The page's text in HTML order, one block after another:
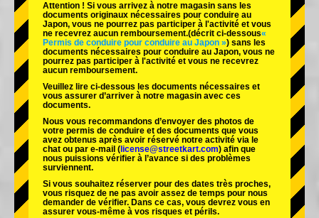
Attention ! Si vous arrivez à notre magasin sans les
documents originaux nécessaires pour conduire au
Japon, vous ne pourrez pas participer à l'activité et vous
ne recevrez aucun remboursement.(décrit ci-dessous«
Permis de conduire pour conduire au Japon ») sans les
documents nécessaires pour conduire au Japon, vous ne
pourrez pas participer à l'activité et vous ne recevrez
aucun remboursement.
Veuillez lire ci-dessous les documents nécessaires et
vous assurer d’arriver à notre magasin avec ces
documents.
Nous vous recommandons d’envoyer des photos de
votre permis de conduire et des documents que vous
avez obtenus après avoir réservé notre activité via le
chat ou par e-mail ( license@streetkart.com) afin que
nous puissions vérifier à l’avance si des problèmes
surviennent.
Si vous souhaitez réserver pour des dates très proches,
vous risquez de ne pas avoir assez de temps pour nous
demander de vérifier. Dans ce cas, vous devrez vous en
assurer vous-même à vos risques et périls.